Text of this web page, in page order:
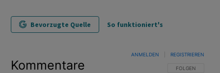
Bevorzugte Quelle So funktioniert's
Kommentare FOLGE DIESER
FOLGEN
ANMELDEN REGISTRIEREN